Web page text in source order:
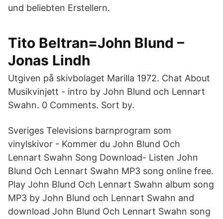
und beliebten Erstellern.
Tito Beltran=John Blund –
Jonas Lindh
Utgiven på skivbolaget Marilla 1972. Chat About
Musikvinjett - intro by John Blund och Lennart
Swahn. 0 Comments. Sort by.
Sveriges Televisions barnprogram som
vinylskivor - Kommer du John Blund Och
Lennart Swahn Song Download- Listen John
Blund Och Lennart Swahn MP3 song online free.
Play John Blund Och Lennart Swahn album song
MP3 by John Blund och Lennart Swahn and
download John Blund Och Lennart Swahn song